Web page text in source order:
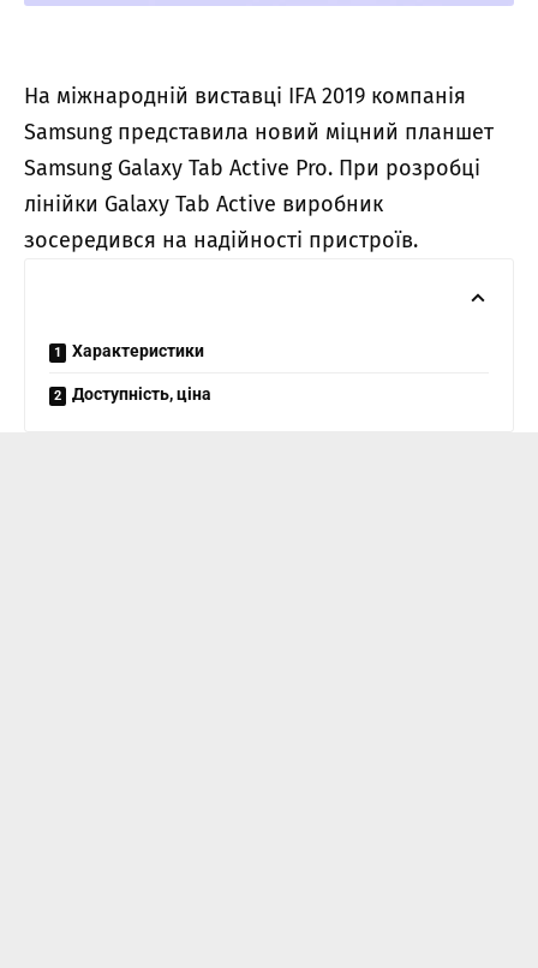
На міжнародній виставці IFA 2019 компанія
Samsung представила новий міцний планшет
Samsung Galaxy Tab Active Pro. При розробці
лінійки Galaxy Tab Active виробник
зосередився на надійності пристроїв.
Характеристики
Доступність, ціна